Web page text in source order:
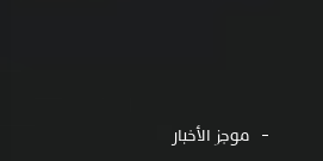
موجز الأخبار